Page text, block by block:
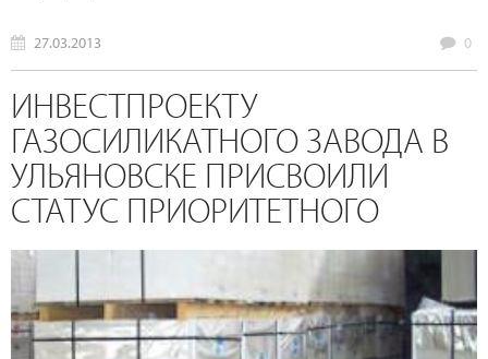
27.03.2013 0
ИНВЕСТПРОЕКТУ
ГАЗОСИЛИКАТНОГО ЗАВОДА В
УЛЬЯНОВСКЕ ПРИСВОИЛИ
СТАТУС ПРИОРИТЕТНОГО